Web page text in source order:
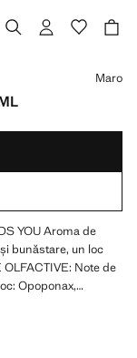
Maro
YOU Aroma de
bunăstare, un loc
Note de
Opoponax,
Produs la